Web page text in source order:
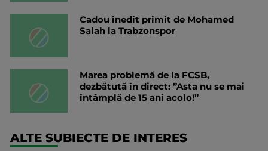
Cadou inedit primit de Mohamed
Salah la Trabzonspor
Marea problemă de la FCSB,
dezbătută în direct: ”Asta nu se mai
întâmplă de 15 ani acolo!”
ALTE SUBIECTE DE INTERES